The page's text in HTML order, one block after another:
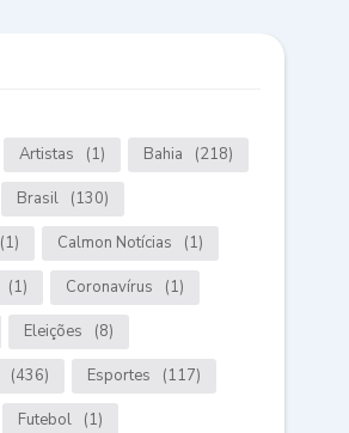
Artistas (1) Bahia (218)
Brasil (130)
(1) Calmon Notícias (1)
(1) Coronavírus (1)
Eleições (8)
(436) Esportes (117)
Futebol (1)